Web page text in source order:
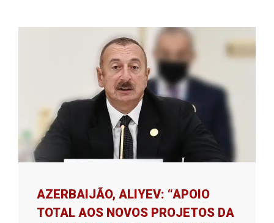
AZERBAIJÃO, ALIYEV: “APOIO
TOTAL AOS NOVOS PROJETOS DA